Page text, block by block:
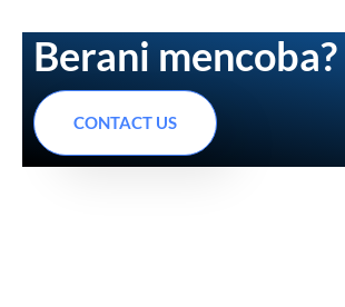
Berani mencoba?
CONTACT US